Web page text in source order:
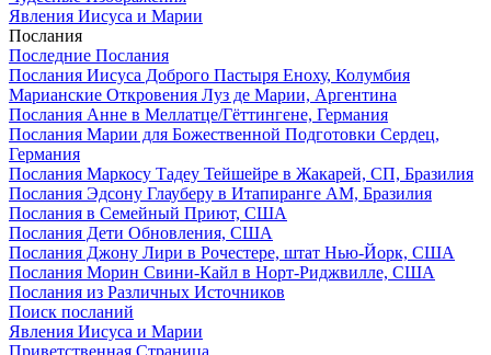
Явления Иисуса и Марии
Послания
Последние Послания
Послания Иисуса Доброго Пастыря Еноху, Колумбия
Марианские Откровения Луз де Марии, Аргентина
Послания Анне в Меллатце/Гёттингене, Германия
Послания Марии для Божественной Подготовки Сердец,
Германия
Послания Маркосу Тадеу Тейшейре в Жакарей, СП, Бразилия
Послания Эдсону Глауберу в Итапиранге AM, Бразилия
Послания в Семейный Приют, США
Послания Дети Обновления, США
Послания Джону Лири в Рочестере, штат Нью-Йорк, США
Послания Морин Свини-Кайл в Норт-Риджвилле, США
Послания из Различных Источников
Поиск посланий
Явления Иисуса и Марии
Приветственная Страница